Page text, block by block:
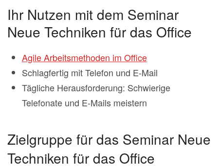
Ihr Nutzen mit dem Seminar
Neue Techniken für das Office
Agile Arbeitsmethoden im Office
Schlagfertig mit Telefon und E-Mail
Tägliche Herausforderung: Schwierige
Telefonate und E-Mails meistern
Zielgruppe für das Seminar Neue
Techniken für das Office